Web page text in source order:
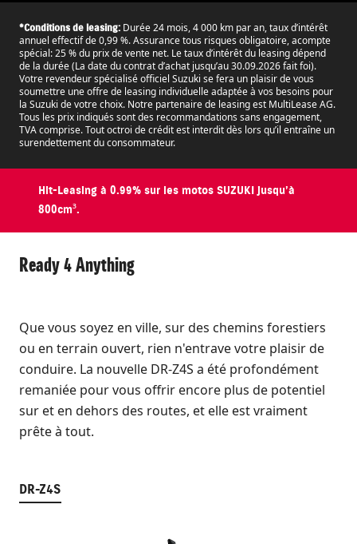
*Conditions de leasing: Durée 24 mois, 4 000 km par an, taux d’intérêt
annuel effectif de 0,99 %. Assurance tous risques obligatoire, acompte
spécial: 25 % du prix de vente net. Le taux d’intérêt du leasing dépend
de la durée (La date du contrat d’achat jusqu’au 30.09.2026 fait foi).
Votre revendeur spécialisé officiel Suzuki se fera un plaisir de vous
soumettre une offre de leasing individuelle adaptée à vos besoins pour
la Suzuki de votre choix. Notre partenaire de leasing est MultiLease AG.
Tous les prix indiqués sont des recommandations sans engagement,
TVA comprise. Tout octroi de crédit est interdit dès lors qu’il entraîne un
surendettement du consommateur.
Hit-Leasing à 0.99% sur les motos SUZUKI jusqu’à
800cm³.
Ready 4 Anything
Que vous soyez en ville, sur des chemins forestiers
ou en terrain ouvert, rien n'entrave votre plaisir de
conduire. La nouvelle DR-Z4S a été profondément
remaniée pour vous offrir encore plus de potentiel
sur et en dehors des routes, et elle est vraiment
prête à tout.
DR-Z4S